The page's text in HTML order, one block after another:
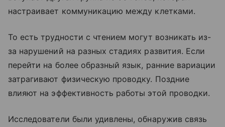
настраивает коммуникацию между клетками.
То есть трудности с чтением могут возникать из-
за нарушений на разных стадиях развития. Если
перейти на более образный язык, ранние вариации
затрагивают физическую проводку. Поздние
влияют на эффективность работы этой проводки.
Исследователи были удивлены, обнаружив связь